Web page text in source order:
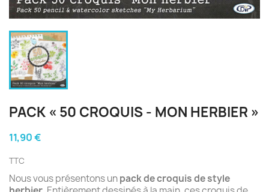
PACK « 50 CROQUIS - MON HERBIER »
11,90 €
TTC
Nous vous présentons unpack de croquis de style